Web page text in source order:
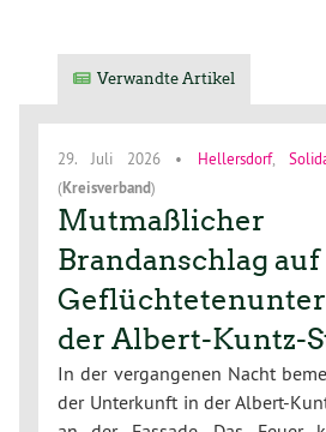
Verwandte Artikel
29. Juli 2026 • Hellersdorf,
(Kreisverband)
Mutmaßlicher
Brandanschlag auf
der Albert-Kuntz-
In der vergangenen Nacht
der Unterkunft in der Albert-